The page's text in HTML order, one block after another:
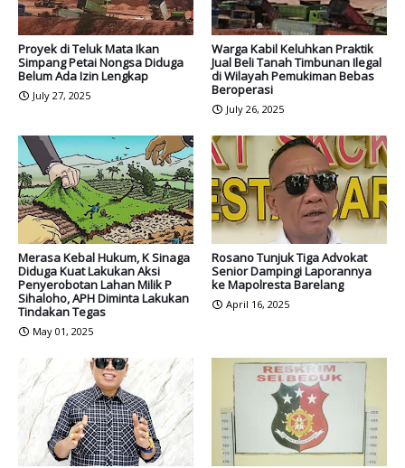
Proyek di Teluk Mata Ikan
Simpang Petai Nongsa Diduga
Belum Ada Izin Lengkap
July 27, 2025
Warga Kabil Keluhkan Praktik
Jual Beli Tanah Timbunan Ilegal
di Wilayah Pemukiman Bebas
Beroperasi
July 26, 2025
Merasa Kebal Hukum, K Sinaga
Diduga Kuat Lakukan Aksi
Penyerobotan Lahan Milik P
Sihaloho, APH Diminta Lakukan
Tindakan Tegas
May 01, 2025
Rosano Tunjuk Tiga Advokat
Senior Dampingi Laporannya
ke Mapolresta Barelang
April 16, 2025